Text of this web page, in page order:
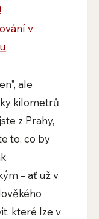
v
ale
kilometrů
z Prahy,
to, co by
– ať už v
které lze v